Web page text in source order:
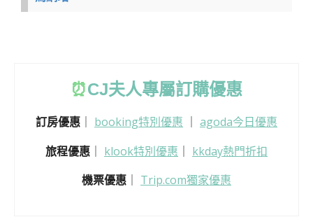
⏰CJ夫人專屬訂購優惠
訂房優惠 booking特別優惠
agoda今日優惠
旅程優惠 ｜ klook特別優惠 ｜ kkday熱門折扣
機票優惠
Trip.com獨家優惠